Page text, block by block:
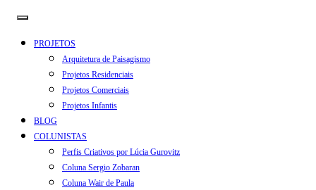
PROJETOS
Arquitetura de Paisagismo
Projetos Residenciais
Projetos Comerciais
Projetos Infantis
BLOG
COLUNISTAS
Perfis Criativos por Lúcia Gurovitz
Coluna Sergio Zobaran
Coluna Wair de Paula